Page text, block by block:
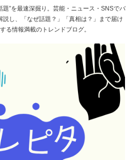
題”を最速深掘り。芸能・ニュース・SNSでバ
説し、「なぜ話題？」「真相は？」まで届け
る情報満載のトレンドブログ。